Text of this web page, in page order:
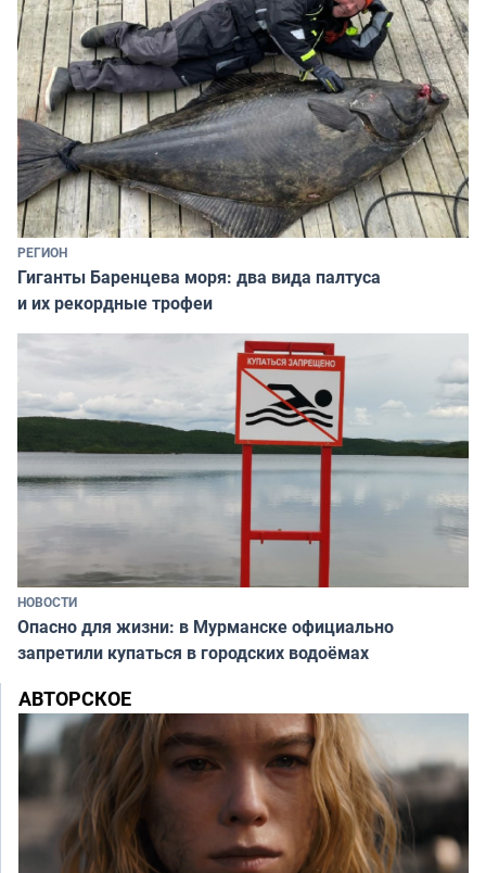
РЕГИОН
Гиганты Баренцева моря: два вида палтуса
и их рекордные трофеи
НОВОСТИ
Опасно для жизни: в Мурманске официально
запретили купаться в городских водоёмах
АВТОРСКОЕ